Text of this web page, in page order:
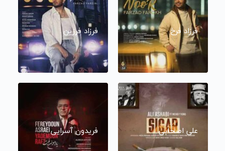
فرزاد فرخ فرزاد فرزین
علی اصحابی فریدون آسرایی